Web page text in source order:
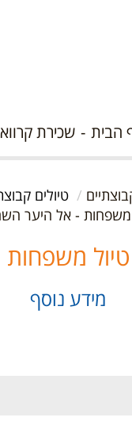
הבית שכירת
טיולים
מידע נוסף